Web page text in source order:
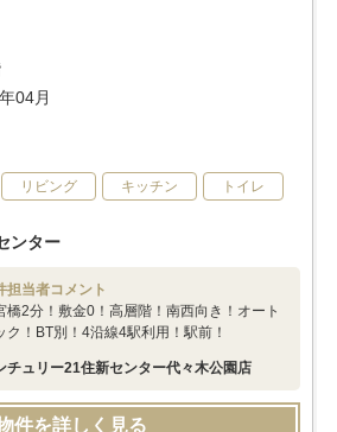
04月
リビング キッチン トイレ
ンター
担当者コメント
橋2分！敷金0！高層階！南西向き！オート
ク！BT別！4沿線4駅利用！駅前！
チュリー21住新センター代々木公園店
件を詳しく見る